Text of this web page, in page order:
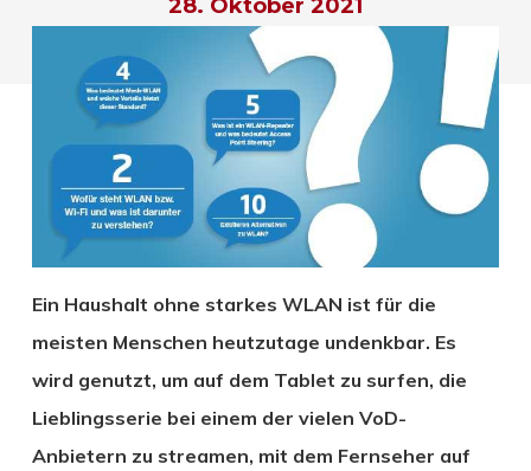
28. Oktober 2021
Ein Haushalt ohne starkes WLAN ist für die
meisten Menschen heutzutage undenkbar. Es
wird genutzt, um auf dem Tablet zu surfen, die
Lieblingsserie bei einem der vielen VoD-
Anbietern zu streamen, mit dem Fernseher auf